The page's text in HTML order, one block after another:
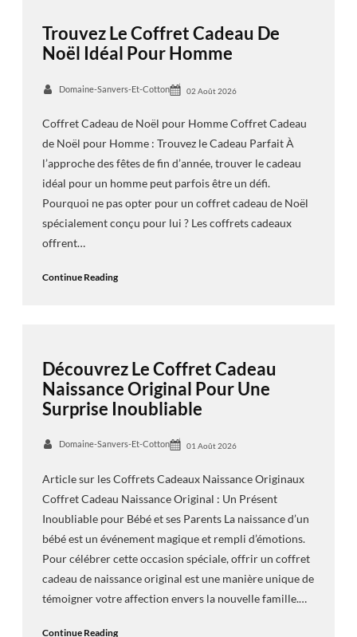
Trouvez Le Coffret Cadeau De
Noël Idéal Pour Homme
Domaine-Sanvers-Et-Cotton 02 Août 2026
Coffret Cadeau de Noël pour Homme Coffret Cadeau
de Noël pour Homme : Trouvez le Cadeau Parfait À
l’approche des fêtes de fin d’année, trouver le cadeau
idéal pour un homme peut parfois être un défi.
Pourquoi ne pas opter pour un coffret cadeau de Noël
spécialement conçu pour lui ? Les coffrets cadeaux
offrent…
Continue Reading
Découvrez Le Coffret Cadeau
Naissance Original Pour Une
Surprise Inoubliable
Domaine-Sanvers-Et-Cotton 01 Août 2026
Article sur les Coffrets Cadeaux Naissance Originaux
Coffret Cadeau Naissance Original : Un Présent
Inoubliable pour Bébé et ses Parents La naissance d’un
bébé est un événement magique et rempli d’émotions.
Pour célébrer cette occasion spéciale, offrir un coffret
cadeau de naissance original est une manière unique de
témoigner votre affection envers la nouvelle famille.…
Continue Reading